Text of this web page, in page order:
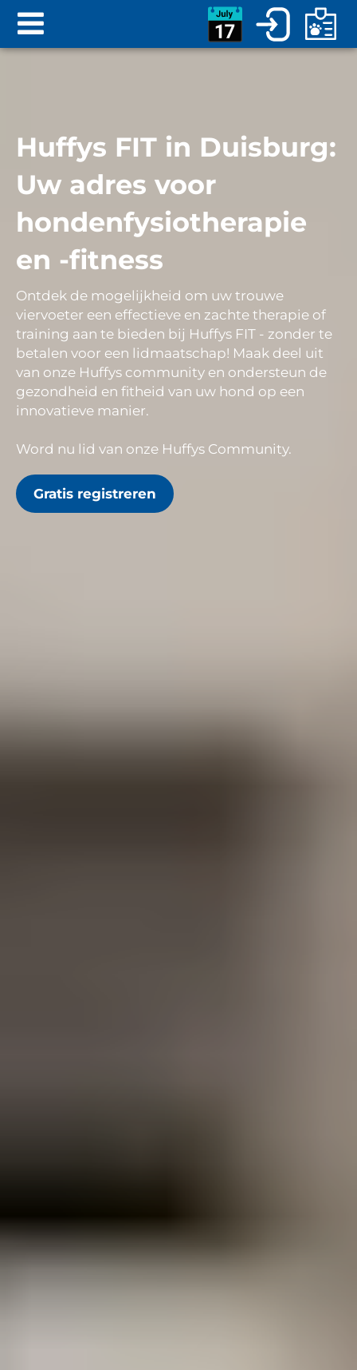
Huffys FIT in Duisburg:
Uw adres voor
hondenfysiotherapie
en -fitness
Ontdek de mogelijkheid om uw trouwe
viervoeter een effectieve en zachte therapie of
training aan te bieden bij Huffys FIT - zonder te
betalen voor een lidmaatschap! Maak deel uit
van onze Huffys community en ondersteun de
gezondheid en fitheid van uw hond op een
innovatieve manier.
Word nu lid van onze Huffys Community.
Gratis registreren